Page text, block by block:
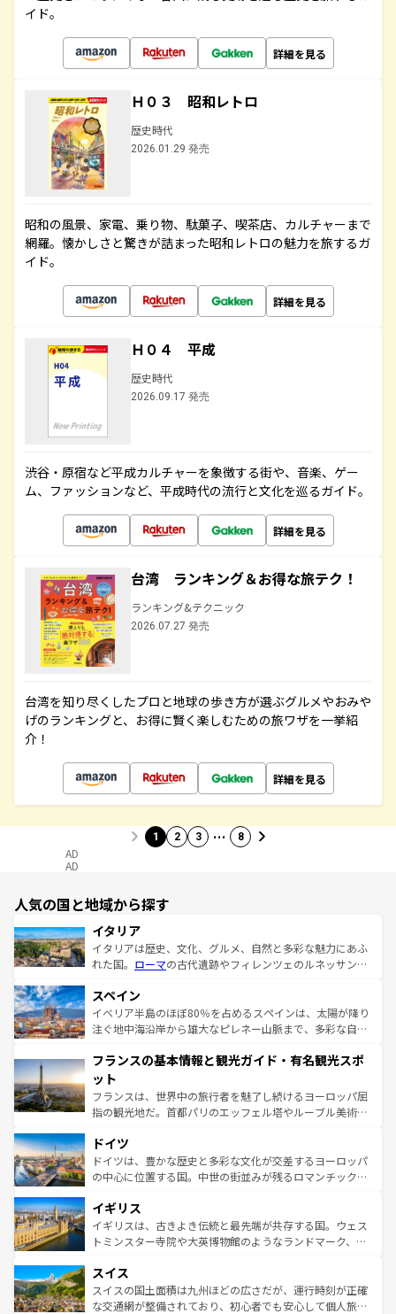
イド。
詳細を見る
Ｈ０３ 昭和レトロ
歴史時代
2026.01.29 発売
昭和の風景、家電、乗り物、駄菓子、喫茶店、カルチャーまで
網羅。懐かしさと驚きが詰まった昭和レトロの魅力を旅するガ
イド。
詳細を見る
Ｈ０４ 平成
歴史時代
2026.09.17 発売
渋谷・原宿など平成カルチャーを象徴する街や、音楽、ゲー
ム、ファッションなど、平成時代の流行と文化を巡るガイド。
詳細を見る
台湾 ランキング＆お得な旅テク！
ランキング&テクニック
2026.07.27 発売
台湾を知り尽くしたプロと地球の歩き方が選ぶグルメやおみや
げのランキングと、お得に賢く楽しむための旅ワザを一挙紹
介！
詳細を見る
1 2 3 … 8
AD
AD
人気の国と地域から探す
イタリア
イタリアは歴史、文化、グルメ、自然と多彩な魅力にあふ
れた国。 ローマの古代遺跡やフィレンツェのルネッサンス
ろん、トスカーナの美しい田園風景やアマルフィ海岸の絶
景など、自然景観も見逃せない。観光の合間には、本場の
ピザやパスタなど、絶品のイタリア料理を堪能することも
ませてくれるイタリアで、忘れられない旅をしてみよう！
なお、新着のイタリア情報は
しい。
スペイン
イベリア半島のほぼ80％を占めるスペインは、太陽が降り
注ぐ地中海沿岸から雄大なピレネー山脈まで、多彩な自然
文化が根付くこの国では、情熱的なフラメンコ、熱気あふ
れる闘牛、そして美味しいタパスが生活の一部となってい
る。首都マドリードの洗練された雰囲気や、バルセロナの
アートに溢れた街角から、地方では古代ローマ遺跡や中世
せる。地方によって風土や気候が異なるスペインはその個
性で訪れる人を魅了する。 なお、新着のスペイン情報は コ
ンテンツ一覧を参照してほしい。
フランスの基本情報と観光ガイド・有名観光スポ
ット
フランスは、世界中の旅行者を魅了し続けるヨーロッパ屈
指の観光地だ。首都パリのエッフェル塔やルーブル美術館
で、幅広い魅力が詰まっている。華麗な宮殿、歴史的な大
聖堂、美しいビーチ、そして豊かな自然が、訪れる者を心
から魅了する。また、フランスは美食の国としても知ら
いる。シャンパンの発祥地であるランス、プロヴァンスの
香り高いラベンダー畑など、多彩な楽しみ方が可能だ。さ
らに、パリ以外の地域にも魅力が溢れており、どの街角に
れる地方に足を運ぶとそれぞれで全く異なる文化を体験で
きるだろう。 なお、新着のフランス情報はコンテンツ一覧
を参照してほしい。
ドイツ
ドイツは、豊かな歴史と多彩な文化が交差するヨーロッパ
の中心に位置する国。中世の街並みが残るロマンチック街
顔を持つこの国は、どこを歩いても飽きることがない。ベ
ルリンの文化的活気、バイエルン州のアルプスの絶景、そ
してライン川沿いのワイン畑といった風景は必見。ビール
は、お酒好きな人にはぜひ体験してほしい。 なお、新着の
ドイツ情報はコンテンツ一覧を参照してほしい。
イギリス
イギリスは、古きよき伝統と最先端が共存する国。ウェス
トミンスター寺院や大英博物館のようなランドマーク、歴
リアごとに異なる魅力がある。また、優雅なアフタヌーン
ティー、ビール好きにはたまらない英国パブ、サッカー観
戦など、本場だからこそできる体験も豊富。イギリスを旅
スイス
スイスの国土面積は九州ほどの広さだが、運行時刻が正確
な交通網が整備されており、初心者でも安心して個人旅行